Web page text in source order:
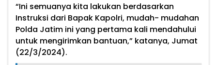
“Ini semuanya kita lakukan berdasarkan
Instruksi dari Bapak Kapolri, mudah- mudahan
Polda Jatim ini yang pertama kali mendahului
untuk mengirimkan bantuan,” katanya, Jumat
(22/3/2024).